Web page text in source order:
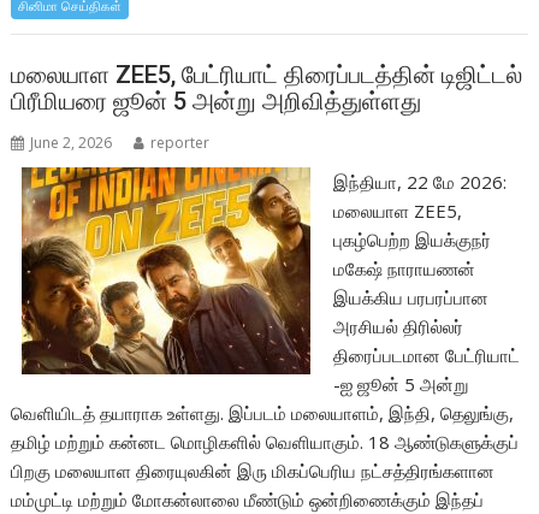
o
o
k
A
p
p
சினிமா செய்திகள்
மலையாள ZEE5, பேட்ரியாட் திரைப்படத்தின் டிஜிட்டல்
பிரீமியரை ஜூன் 5 அன்று அறிவித்துள்ளது
June 2, 2026 reporter
இந்தியா, 22 மே 2026:
மலையாள ZEE5,
புகழ்பெற்ற இயக்குநர்
மகேஷ் நாராயணன்
இயக்கிய பரபரப்பான
அரசியல் திரில்லர்
திரைப்படமான பேட்ரியாட்
-ஐ ஜூன் 5 அன்று
வெளியிடத் தயாராக உள்ளது. இப்படம் மலையாளம், இந்தி, தெலுங்கு,
தமிழ் மற்றும் கன்னட மொழிகளில் வெளியாகும். 18 ஆண்டுகளுக்குப்
பிறகு மலையாள திரையுலகின் இரு மிகப்பெரிய நட்சத்திரங்களான
மம்முட்டி மற்றும் மோகன்லாலை மீண்டும் ஒன்றிணைக்கும் இந்தப்